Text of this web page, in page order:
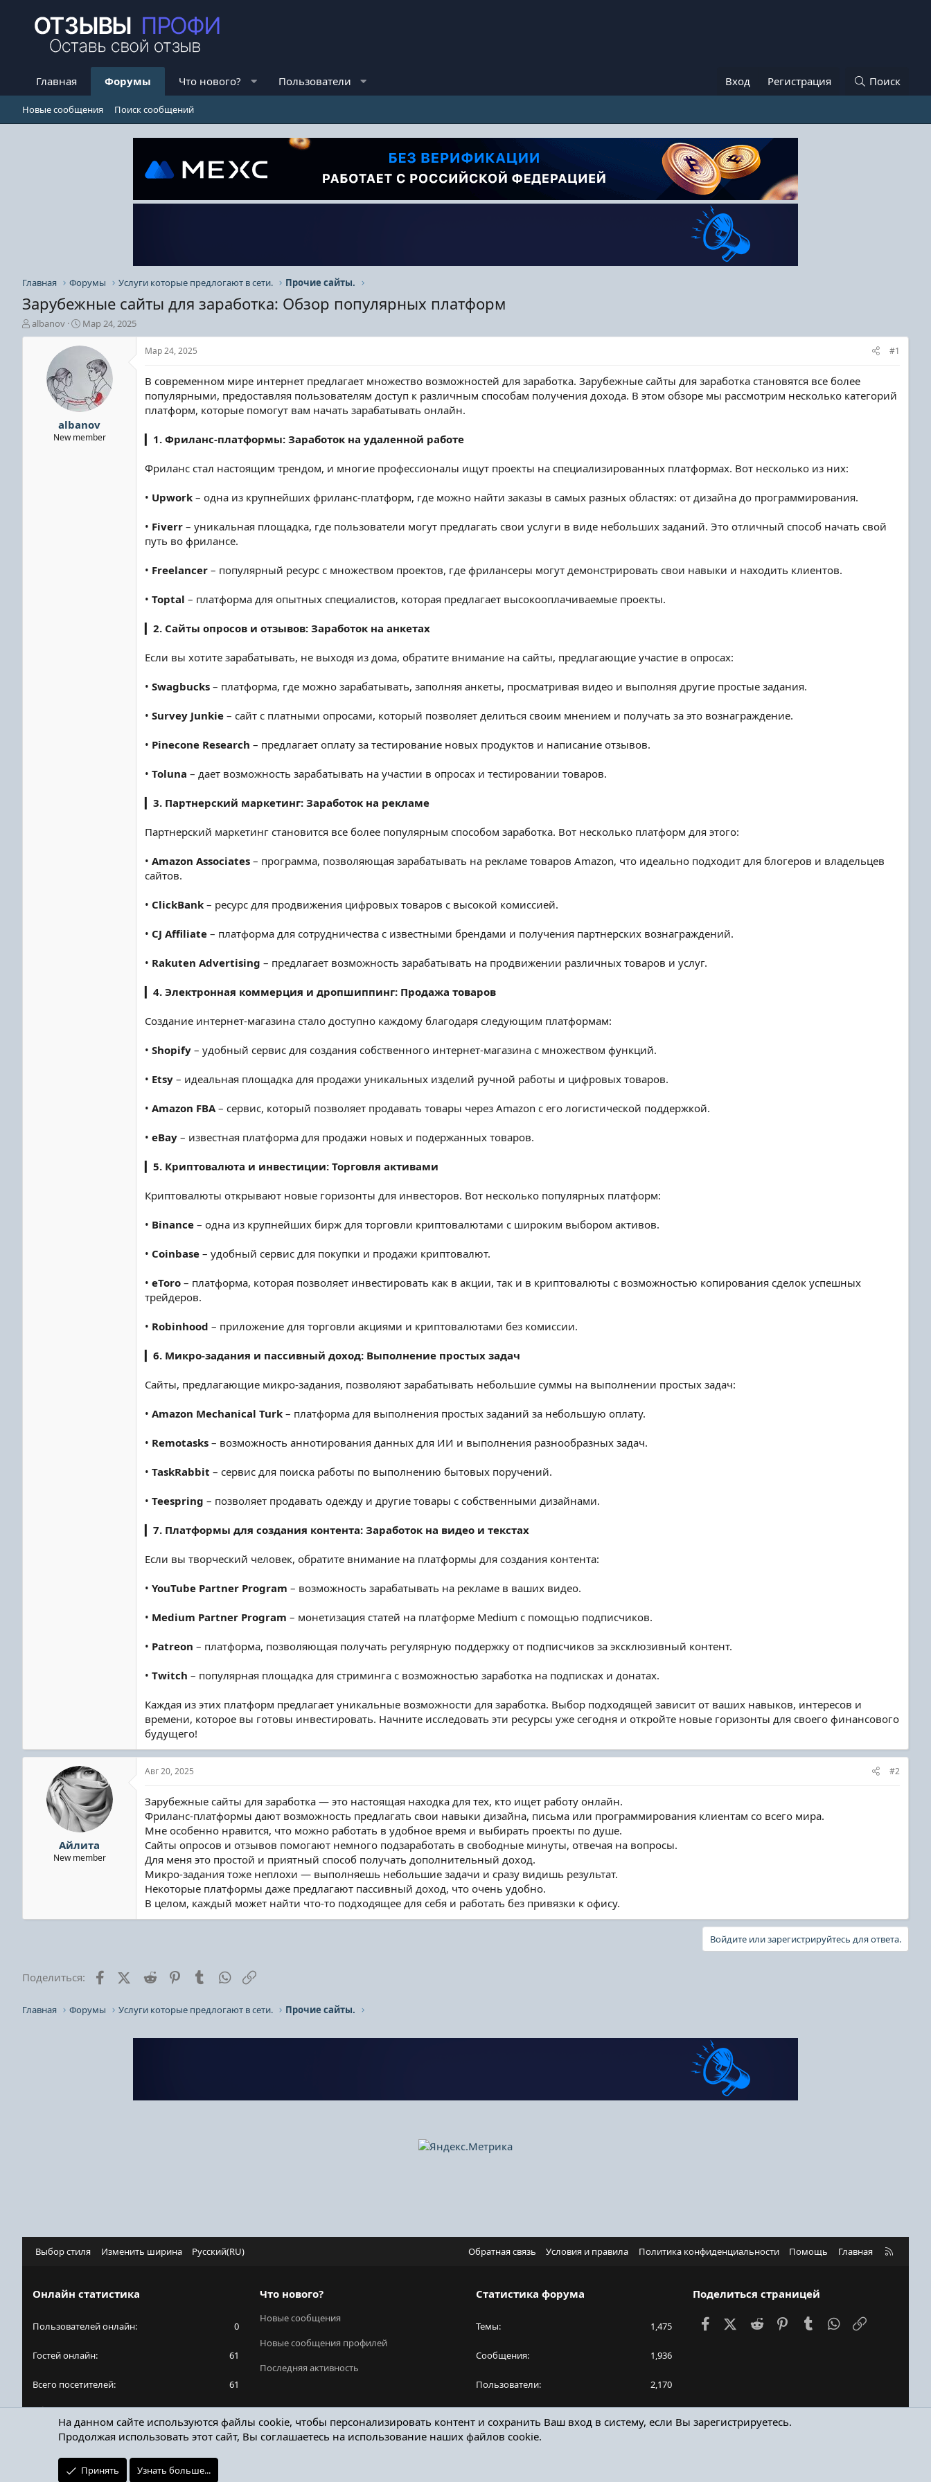
Главная Форумы Что нового? Пользователи Вход Регистрация Поиск
Новые сообщения Поиск сообщений
Главная Форумы Услуги которые предлогают в сети. Прочие сайты.
Зарубежные сайты для заработка: Обзор популярных платформ
А
в
albanov
Д
а
т
ч
а
л
а
Мар 24, 2025
albanov
New member
Мар 24, 2025 #1
В современном мире интернет предлагает множество возможностей для заработка. Зарубежные сайты для заработка становятся все более
популярными, предоставляя пользователям доступ к различным способам получения дохода. В этом обзоре мы рассмотрим несколько категорий
платформ, которые помогут вам начать зарабатывать онлайн.
1. Фриланс-платформы: Заработок на удаленной работе
Фриланс стал настоящим трендом, и многие профессионалы ищут проекты на специализированных платформах. Вот несколько из них:
• Upwork – одна из крупнейших фриланс-платформ, где можно найти заказы в самых разных областях: от дизайна до программирования.
• Fiverr – уникальная площадка, где пользователи могут предлагать свои услуги в виде небольших заданий. Это отличный способ начать свой
путь во фрилансе.
• Freelancer – популярный ресурс с множеством проектов, где фрилансеры могут демонстрировать свои навыки и находить клиентов.
• Toptal – платформа для опытных специалистов, которая предлагает высокооплачиваемые проекты.
2. Сайты опросов и отзывов: Заработок на анкетах
Если вы хотите зарабатывать, не выходя из дома, обратите внимание на сайты, предлагающие участие в опросах:
• Swagbucks – платформа, где можно зарабатывать, заполняя анкеты, просматривая видео и выполняя другие простые задания.
• Survey Junkie – сайт с платными опросами, который позволяет делиться своим мнением и получать за это вознаграждение.
• Pinecone Research – предлагает оплату за тестирование новых продуктов и написание отзывов.
• Toluna – дает возможность зарабатывать на участии в опросах и тестировании товаров.
3. Партнерский маркетинг: Заработок на рекламе
Партнерский маркетинг становится все более популярным способом заработка. Вот несколько платформ для этого:
• Amazon Associates – программа, позволяющая зарабатывать на рекламе товаров Amazon, что идеально подходит для блогеров и владельцев
сайтов.
• ClickBank – ресурс для продвижения цифровых товаров с высокой комиссией.
• CJ Affiliate – платформа для сотрудничества с известными брендами и получения партнерских вознаграждений.
• Rakuten Advertising – предлагает возможность зарабатывать на продвижении различных товаров и услуг.
4. Электронная коммерция и дропшиппинг: Продажа товаров
Создание интернет-магазина стало доступно каждому благодаря следующим платформам:
• Shopify – удобный сервис для создания собственного интернет-магазина с множеством функций.
• Etsy – идеальная площадка для продажи уникальных изделий ручной работы и цифровых товаров.
• Amazon FBA– сервис, который позволяет продавать товары через Amazon с его логистической поддержкой.
• eBay – известная платформа для продажи новых и подержанных товаров.
5. Криптовалюта и инвестиции: Торговля активами
Криптовалюты открывают новые горизонты для инвесторов. Вот несколько популярных платформ:
• Binance – одна из крупнейших бирж для торговли криптовалютами с широким выбором активов.
• Coinbase – удобный сервис для покупки и продажи криптовалют.
• eToro – платформа, которая позволяет инвестировать как в акции, так и в криптовалюты с возможностью копирования сделок успешных
трейдеров.
• Robinhood – приложение для торговли акциями и криптовалютами без комиссии.
6. Микро-задания и пассивный доход: Выполнение простых задач
Сайты, предлагающие микро-задания, позволяют зарабатывать небольшие суммы на выполнении простых задач:
• Amazon Mechanical Turk – платформа для выполнения простых заданий за небольшую оплату.
• Remotasks – возможность аннотирования данных для ИИ и выполнения разнообразных задач.
• TaskRabbit – сервис для поиска работы по выполнению бытовых поручений.
• Teespring – позволяет продавать одежду и другие товары с собственными дизайнами.
7. Платформы для создания контента: Заработок на видео и текстах
Если вы творческий человек, обратите внимание на платформы для создания контента:
• YouTube Partner Program – возможность зарабатывать на рекламе в ваших видео.
• Medium Partner Program – монетизация статей на платформе Medium с помощью подписчиков.
• Patreon – платформа, позволяющая получать регулярную поддержку от подписчиков за эксклюзивный контент.
• Twitch – популярная площадка для стриминга с возможностью заработка на подписках и донатах.
Каждая из этих платформ предлагает уникальные возможности для заработка. Выбор подходящей зависит от ваших навыков, интересов и
времени, которое вы готовы инвестировать. Начните исследовать эти ресурсы уже сегодня и откройте новые горизонты для своего финансового
будущего!
Айлита
New member
Авг 20, 2025 #2
Зарубежные сайты для заработка — это настоящая находка для тех, кто ищет работу онлайн.
Фриланс-платформы дают возможность предлагать свои навыки дизайна, письма или программирования клиентам со всего мира.
Мне особенно нравится, что можно работать в удобное время и выбирать проекты по душе.
Сайты опросов и отзывов помогают немного подзаработать в свободные минуты, отвечая на вопросы.
Для меня это простой и приятный способ получать дополнительный доход.
Микро-задания тоже неплохи — выполняешь небольшие задачи и сразу видишь результат.
Некоторые платформы даже предлагают пассивный доход, что очень удобно.
В целом, каждый может найти что-то подходящее для себя и работать без привязки к офису.
Войдите или зарегистрируйтесь для ответа.
Поделиться: FacebookX (Twitter)
Reddit PinterestTumblr WhatsApp
Главная Форумы Услуги которые предлогают в сети. Прочие сайты.
Выбор стиля Изменить ширина Русский(RU) Обратная связь Условия и правила Политика конфиденциальности Помощь Главная
R
Онлайн статистика
Пользователей онлайн 0
Гостей онлайн 61
Всего посетителей 61
Общее количество посетителей может включать
в себя скрытых пользователей.
Что нового?
Новые сообщения
Новые сообщения профилей
Последняя активность
Статистика форума
Темы 1,475
Сообщения 1,936
Пользователи 2,170
Поделиться страницей
FacebookX (Twitter)
Reddit PinterestTumblr WhatsApp
На данном сайте используются файлы cookie, чтобы персонализировать контент и сохранить Ваш вход в систему, если Вы зарегистрируетесь.
Продолжая использовать этот сайт, Вы соглашаетесь на использование наших файлов cookie.
Принять Узнать больше...